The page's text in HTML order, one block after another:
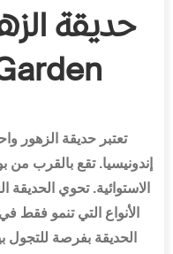
تعتبر حديقة الزهور
إندونيسيا.تقع بالقرب من
الاستوائية.تحوي الحديقة
الأنواع التي تنمو فقط
الحديقة بفرصة للتجول